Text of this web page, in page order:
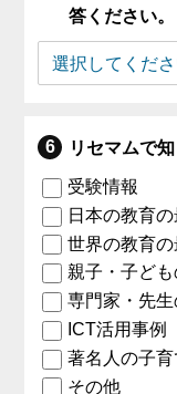
答ください。
リセマムで
受験情報
日本の教育
世界の教育の
親子・子ど
専門家・先生
ICT活用事例
著名人の子
その他